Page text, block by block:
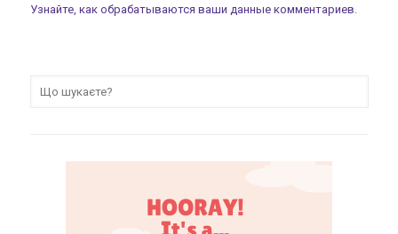
Узнайте, как обрабатываются ваши данные комментариев